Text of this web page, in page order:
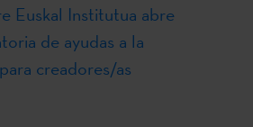
Euskal Institutua abre
de ayudas a la
creadores/as